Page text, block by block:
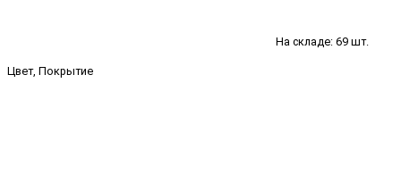
На складе: 69 шт.
Цвет, Покрытие